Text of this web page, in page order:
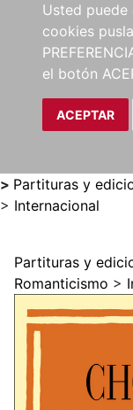
Usted
cookies
el botón
ACEPTAR
> Partituras y
> Internacional
Partituras y
Romanticismo >